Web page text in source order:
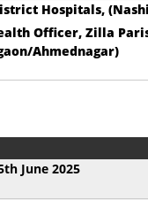
Hospitals,
Officer, Zilla
Ahmednagar)
June 2025